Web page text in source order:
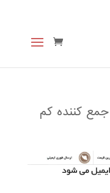
کننده کم